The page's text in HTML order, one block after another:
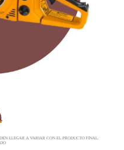
LLEGAR A VARIAR CON EL PRODUCTO FINAL,